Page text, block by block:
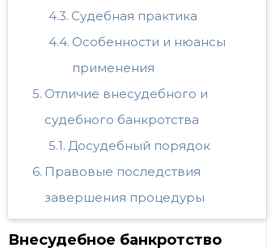
Судебная практика
Особенности и нюансы
применения
Отличие внесудебного и
судебного банкротства
Досудебный порядок
Правовые последствия
завершения процедуры
Внесудебное банкротство